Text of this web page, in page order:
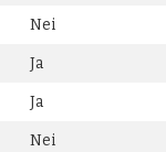
Nei
Ja
Ja
Nei